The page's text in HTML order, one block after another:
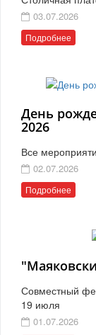
03.07.2026
Подробнее
День
2026
Все
02.07.2026
Подробнее
Совместный
19 июля
01.07.2026